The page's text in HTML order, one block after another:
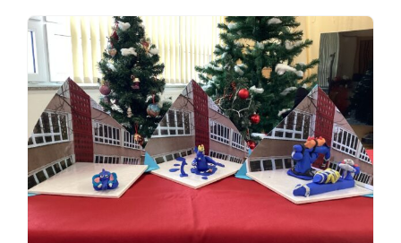
Kunstwettbewerb
Schulleben